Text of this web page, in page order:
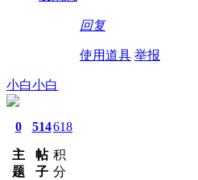
回复
使用道具 举报
小白小白
0
主
题
514
帖
子
618
积
分